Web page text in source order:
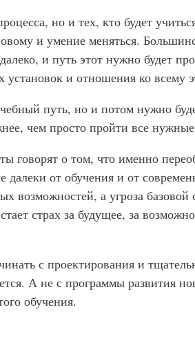
но и тех, кто будет
и умение меняться.
и путь этот нужно будет
и отношения ко всему
путь, но и потом нужно
чем просто пройти все
говорят о том, что именно
от обучения и от
возможностей, а угроза
страх за будущее, за
с проектирования и
А не с программы развития
обучения.